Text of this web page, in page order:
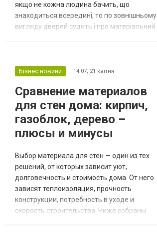
якщо не кожна людина бачить, що
знаходиться всередині, то по зовнішньому
вигляду дверей судять і про матеріальний
непрактичність та складність у догляді, а
захищають від стороннього проникне...
Бізнес новини 14:07, 21 квітня
Сравнение материалов
для стен дома: кирпич,
газоблок, дерево –
плюсы и минусы
Выбор материала для стен — один из тех
решений, от которых зависит уют,
долговечность и стоимость дома. От него
зависят теплоизоляция, прочность
конструкции, потребность в уходе и
скорость строительства. Ниже собраны